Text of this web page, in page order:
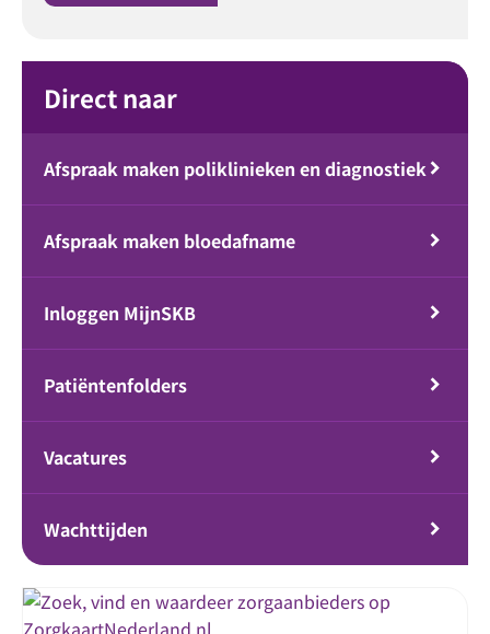
Direct naar
Afspraak maken poliklinieken en diagnostiek
Afspraak maken bloedafname
Inloggen MijnSKB
Patiëntenfolders
Vacatures
Wachttijden